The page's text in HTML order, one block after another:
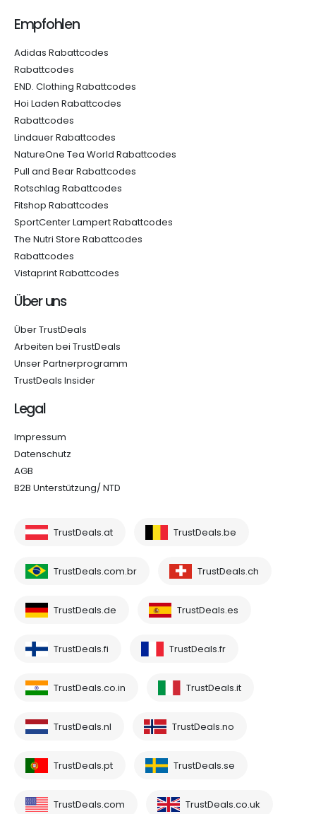
Empfohlen
Adidas Rabattcodes
Rabattcodes
END. Clothing Rabattcodes
Hoi Laden Rabattcodes
Rabattcodes
Lindauer Rabattcodes
NatureOne Tea World Rabattcodes
Pull and Bear Rabattcodes
Rotschlag Rabattcodes
Fitshop Rabattcodes
SportCenter Lampert Rabattcodes
The Nutri Store Rabattcodes
Rabattcodes
Vistaprint Rabattcodes
Über uns
Über TrustDeals
Arbeiten bei TrustDeals
Unser Partnerprogramm
TrustDeals Insider
Legal
Impressum
Datenschutz
AGB
B2B Unterstützung/ NTD
TrustDeals.at TrustDeals.be
TrustDeals.com.br TrustDeals.ch
TrustDeals.de TrustDeals.es
TrustDeals.fi TrustDeals.fr
TrustDeals.co.in TrustDeals.it
TrustDeals.nl TrustDeals.no
TrustDeals.pt TrustDeals.se
TrustDeals.com TrustDeals.co.uk